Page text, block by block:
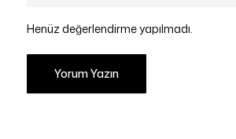
Henüz değerlendirme yapılmadı.
Yorum Yazın